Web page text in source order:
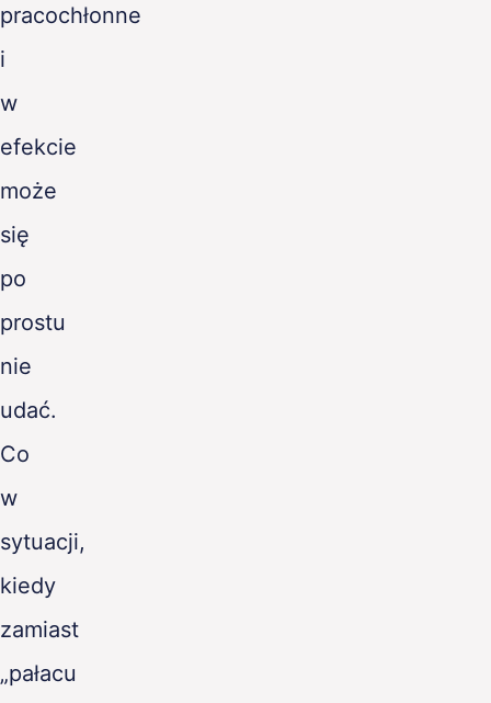
pracochłonne
i
w
efekcie
może
się
po
prostu
nie
udać.
Co
w
sytuacji,
kiedy
zamiast
„pałacu